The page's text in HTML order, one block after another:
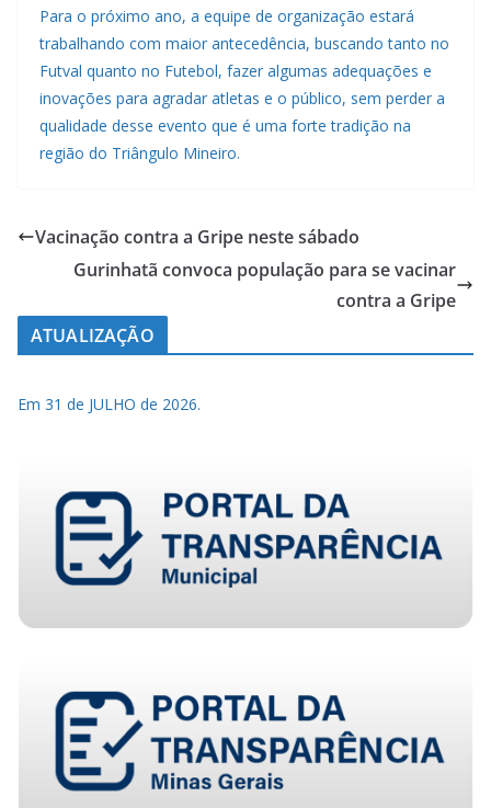
Para o próximo ano, a equipe de organização estará
trabalhando com maior antecedência, buscando tanto no
Futval quanto no Futebol, fazer algumas adequações e
inovações para agradar atletas e o público, sem perder a
qualidade desse evento que é uma forte tradição na
região do Triângulo Mineiro.
Vacinação contra a Gripe neste sábado
Gurinhatã convoca população para se vacinar
contra a Gripe
ATUALIZAÇÃO
Em 31 de JULHO de 2026.